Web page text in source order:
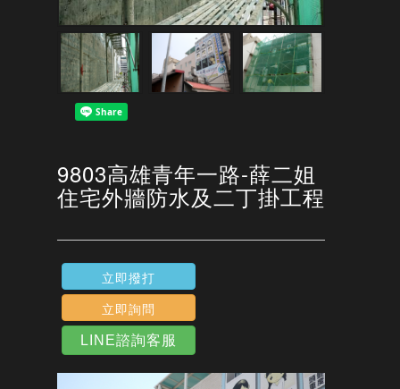
9803高雄青年一路-薛二姐
住宅外牆防水及二丁掛工程
立即撥打
立即詢問
LINE諮詢客服